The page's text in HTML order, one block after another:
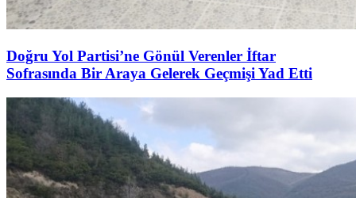
Doğru Yol Partisi’ne Gönül Verenler İftar
Sofrasında Bir Araya Gelerek Geçmişi Yad Etti